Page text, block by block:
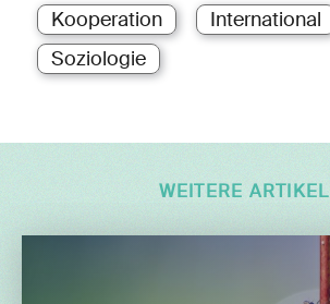
Kooperation
International
Soziologie
WEITERE ARTIKEL